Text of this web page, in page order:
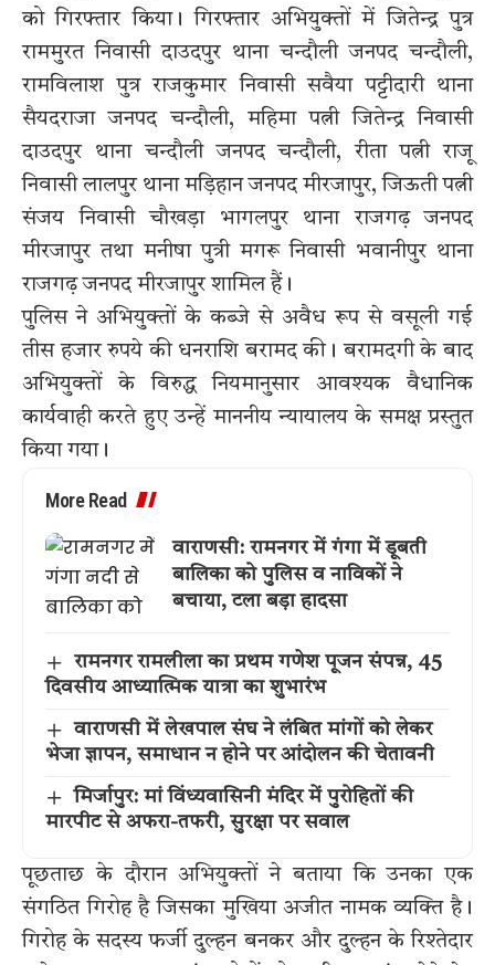
को गिरफ्तार किया। गिरफ्तार अभियुक्तों में जितेन्द्र पुत्र
राममुरत निवासी दाउदपुर थाना चन्दौली जनपद चन्दौली,
रामविलाश पुत्र राजकुमार निवासी सवैया पट्टीदारी थाना
सैयदराजा जनपद चन्दौली, महिमा पत्नी जितेन्द्र निवासी
दाउदपुर थाना चन्दौली जनपद चन्दौली, रीता पत्नी राजू
निवासी लालपुर थाना मड़िहान जनपद मीरजापुर, जिऊती पत्नी
संजय निवासी चौखड़ा भागलपुर थाना राजगढ़ जनपद
मीरजापुर तथा मनीषा पुत्री मगरू निवासी भवानीपुर थाना
राजगढ़ जनपद मीरजापुर शामिल हैं।
पुलिस ने अभियुक्तों के कब्जे से अवैध रूप से वसूली गई
तीस हजार रुपये की धनराशि बरामद की। बरामदगी के बाद
अभियुक्तों के विरुद्ध नियमानुसार आवश्यक वैधानिक
कार्यवाही करते हुए उन्हें माननीय न्यायालय के समक्ष प्रस्तुत
किया गया।
More Read
वाराणसी: रामनगर में गंगा में डूबती
बालिका को पुलिस व नाविकों ने
बचाया, टला बड़ा हादसा
रामनगर रामलीला का प्रथम गणेश पूजन संपन्न, 45
दिवसीय आध्यात्मिक यात्रा का शुभारंभ
वाराणसी में लेखपाल संघ ने लंबित मांगों को लेकर
भेजा ज्ञापन, समाधान न होने पर आंदोलन की चेतावनी
मिर्जापुर: मां विंध्यवासिनी मंदिर में पुरोहितों की
मारपीट से अफरा-तफरी, सुरक्षा पर सवाल
पूछताछ के दौरान अभियुक्तों ने बताया कि उनका एक
संगठित गिरोह है जिसका मुखिया अजीत नामक व्यक्ति है।
गिरोह के सदस्य फर्जी दुल्हन बनकर और दुल्हन के रिश्तेदार